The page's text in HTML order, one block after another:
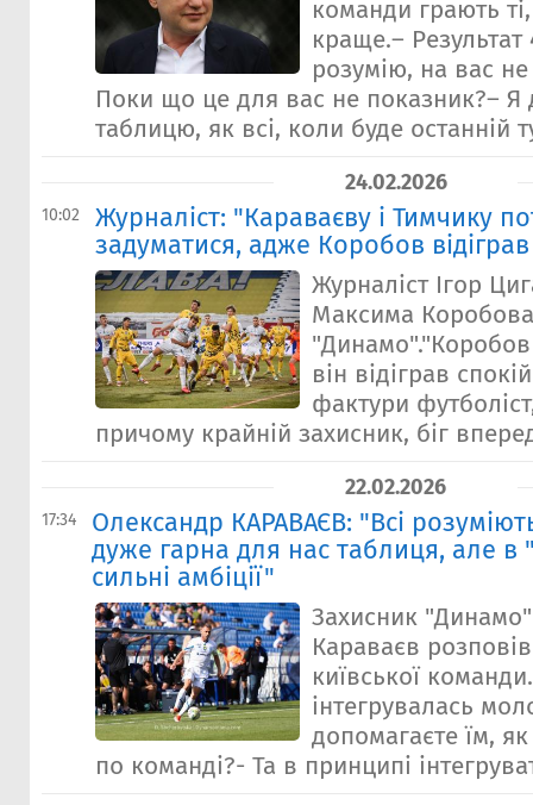
команди грають
краще.–
розумію, на вас
Поки що це для вас не показник?– Я
таблицю, як всі, коли буде останній
24.02.2026
10:02
Журналіст: "Караваєву і Тимчику
задуматися, адже Коробов
Журналіст Ігор
Максима
"Динамо"."Коробов
він відіграв
фактури
причому крайній захисник, біг
22.02.2026
17:34
Олександр КАРАВАЄВ: "Всі
дуже гарна для нас таблиця, але
сильні амбіції"
Захисник
Караваєв
київської
інтегрувалась
допомагаєте їм,
по команді?- Та в принципі